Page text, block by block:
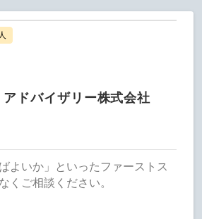
アドバイザリー株式会社
よいか」といったファーストス
くご相談ください。